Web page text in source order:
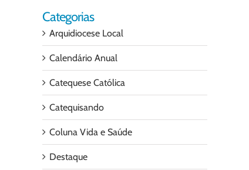
Categorias
Arquidiocese Local
Calendário Anual
Catequese Católica
Catequisando
Coluna Vida e Saúde
Destaque